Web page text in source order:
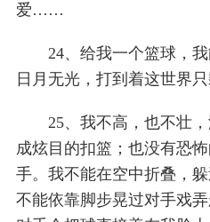
爱……
24、给我一个篮球，我
日月无光，打到着这世界只
25、我不高，也不壮，
成炫目的扣篮；也没有恐
手。我不能在空中折叠，
不能依靠脚步晃过对手戏